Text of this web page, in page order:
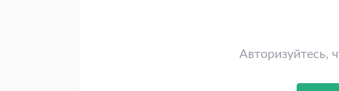
Авторизуйтесь,